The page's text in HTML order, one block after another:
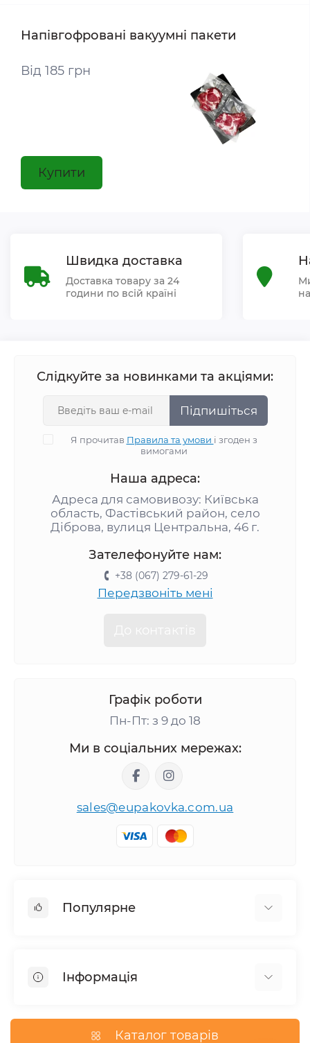
Напівгофровані вакуумні пакети
Від 185 грн
Купити
Швидка доставка
Доставка товару за 24
години по всій країні
Слідкуйте за новинками та акціями:
Підпишіться
Я прочитав Правила та умови і згоден з
вимогами
Наша адреса:
Адреса для самовивозу: Київська
область, Фастівський район, село
Діброва, вулиця Центральна, 46 г.
Зателефонуйте нам:
+38 (067) 279-61-29
Передзвоніть мені
Графік роботи
Пн-Пт: з 9 до 18
Ми в соціальних мережах:
sales@eupakovka.com.ua
Популярне
Пакети вакуумні
Пакети фасувальні
Інформація
Оплата і доставкаКаталог товарів